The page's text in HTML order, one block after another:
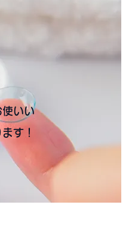
使いい
す！